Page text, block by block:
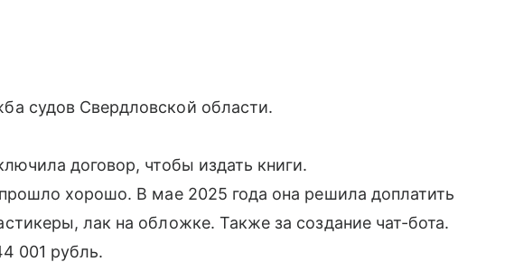
судов Свердловской области.
договор, чтобы издать книги.
хорошо. В мае 2025 года она решила доплатить
лак на обложке. Также за создание чат-бота.
001 рубль.